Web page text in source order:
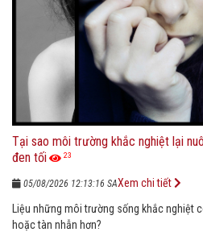
Tại sao môi trường khắc nghiệt lại
đen tối
23
05/08/2026 12:13:16 SA
Liệu những môi trường sống khắc nghiệt
hoặc tàn nhẫn hơn?
Xem chi tiết